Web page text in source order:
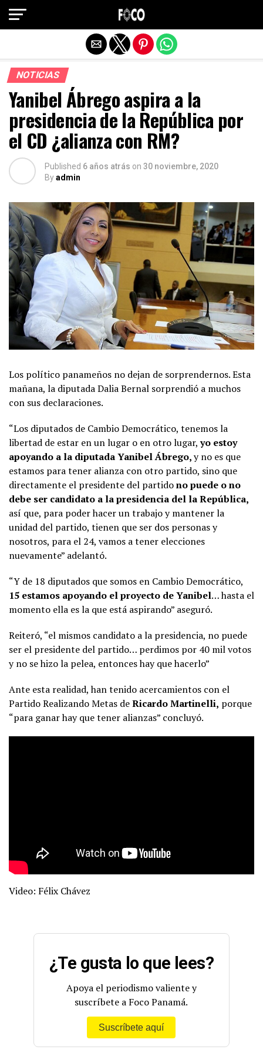
NOTICIAS
Yanibel Ábrego aspira a la
presidencia de la República por
el CD ¿alianza con RM?
Published 6 años atrás on 30 noviembre, 2020
Byadmin
Los político panameños no dejan de sorprendernos. Esta
mañana, la diputada Dalia Bernal sorprendió a muchos
con sus declaraciones.
“Los diputados de Cambio Democrático, tenemos la
libertad de estar en un lugar o en otro lugar,yo estoy
apoyando a la diputada Yanibel Ábrego,y no es que
estamos para tener alianza con otro partido, sino que
directamente el presidente del partidono puede o no
debe ser candidato a la presidencia del la República,
así que, para poder hacer un trabajo y mantener la
unidad del partido, tienen que ser dos personas y
nosotros, para el 24, vamos a tener elecciones
nuevamente” adelantó.
“Y de 18 diputados que somos en Cambio Democrático,
15 estamos apoyando el proyecto de Yanibel… hasta el
momento ella es la que está aspirando” aseguró.
Reiteró, “el mismos candidato a la presidencia, no puede
ser el presidente del partido… perdimos por 40 mil votos
y no se hizo la pelea, entonces hay que hacerlo”
Ante esta realidad, han tenido acercamientos con el
Partido Realizando Metas deRicardo Martinelli, porque
“para ganar hay que tener alianzas” concluyó.
Video: Félix Chávez
¿Te gusta lo que lees?
Apoya el periodismo valiente y
suscríbete a Foco Panamá.
Suscríbete aquí
Salir de la versión móvil